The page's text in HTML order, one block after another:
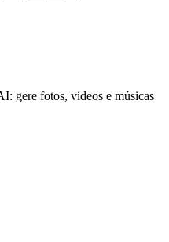
gere fotos, vídeos e músicas